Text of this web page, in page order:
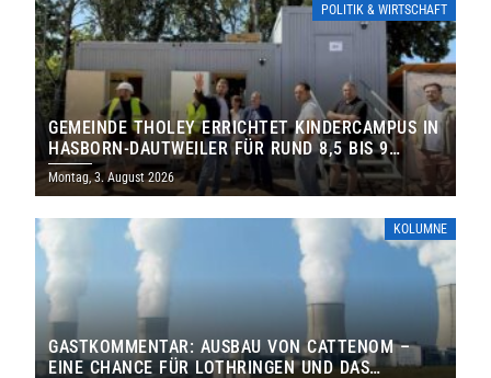
POLITIK & WIRTSCHAFT
GEMEINDE THOLEY ERRICHTET KINDERCAMPUS IN
HASBORN-DAUTWEILER FÜR RUND 8,5 BIS 9
MILLIONEN EURO
Montag, 3. August 2026
KOLUMNE
GASTKOMMENTAR: AUSBAU VON CATTENOM –
EINE CHANCE FÜR LOTHRINGEN UND DAS